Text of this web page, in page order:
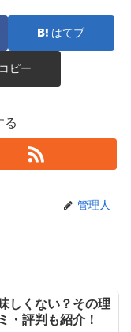
はてブ
コピー
る
管理人
しくない？その理
・評判も紹介！